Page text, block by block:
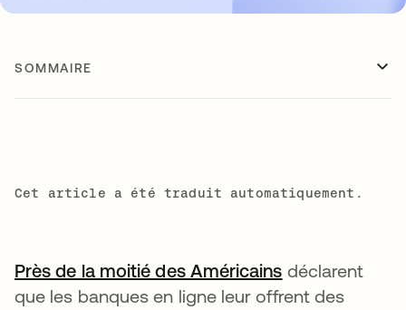
SOMMAIRE
Cet article a été traduit automatiquement.
Près de la moitié des Américains s’ouvre dans
déclarent
que les banques en ligne leur offrent des